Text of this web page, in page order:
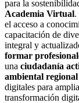
para la
Academia Virtual.
el acceso a
capacitación de
integral y
formar
una ciudadanía
ambiental regional
digitales para
transformación